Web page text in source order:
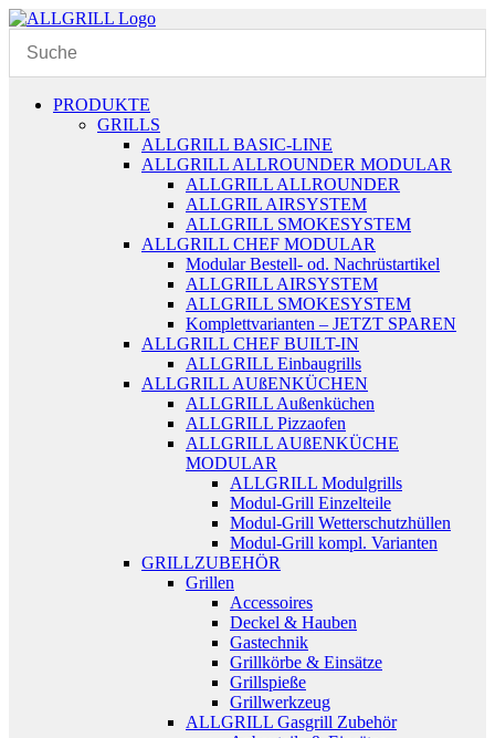
Zum
springen
PRODUKTE
GRILLS
ALLGRILL BASIC-LINE
ALLGRILL ALLROUNDER MODULAR
ALLGRILL ALLROUNDER
ALLGRIL AIRSYSTEM
ALLGRILL SMOKESYSTEM
ALLGRILL CHEF MODULAR
Modular Bestell- od. Nachrüstartikel
ALLGRILL AIRSYSTEM
ALLGRILL SMOKESYSTEM
Komplettvarianten – JETZT SPAREN
ALLGRILL CHEF BUILT-IN
ALLGRILL Einbaugrills
ALLGRILL AUßENKÜCHEN
ALLGRILL Außenküchen
ALLGRILL Pizzaofen
ALLGRILL AUßENKÜCHE
MODULAR
ALLGRILL Modulgrills
Modul-Grill Einzelteile
Modul-Grill Wetterschutzhüllen
Modul-Grill kompl. Varianten
GRILLZUBEHÖR
Grillen
Accessoires
Deckel & Hauben
Gastechnik
Grillkörbe & Einsätze
Grillspieße
Grillwerkzeug
ALLGRILL Gasgrill Zubehör